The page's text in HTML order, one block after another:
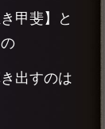
甲斐】と
出すのは